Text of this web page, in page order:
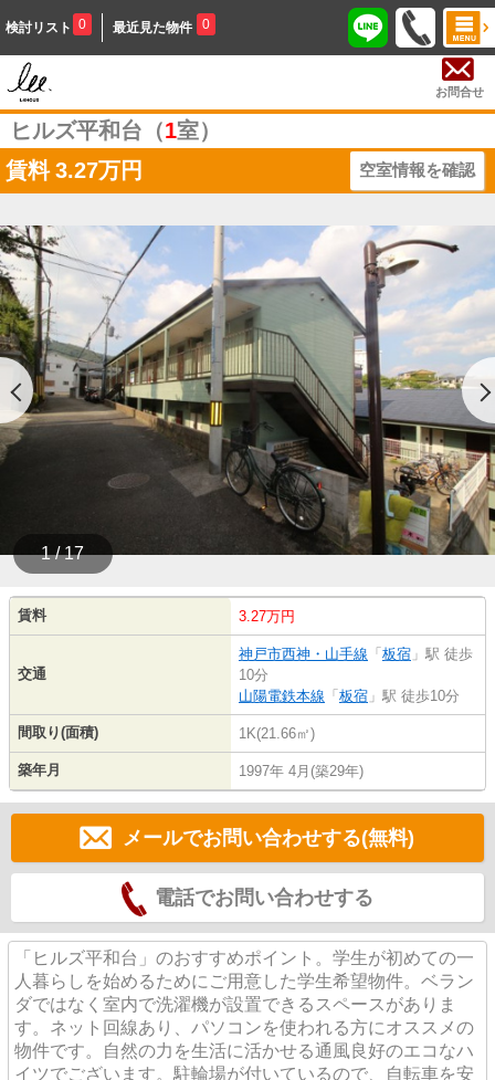
検討リスト 0 最近見た物件 0
お問合せ
ヒルズ平和台（1室）
賃料 3.27万円 空室情報を確認
1 / 17
賃料 3.27万円
交通
神戸市西神・山手線 「板宿 」駅 徒歩
10分
山陽電鉄本線 「板宿 」駅 徒歩10分
間取り(面積) 1K(21.66㎡)
築年月 1997年 4月(築29年)
メールでお問い合わせする(無料)
電話でお問い合わせする
「ヒルズ平和台」のおすすめポイント。学生が初めての一
人暮らしを始めるためにご用意した学生希望物件。ベラン
ダではなく室内で洗濯機が設置できるスペースがありま
す。ネット回線あり、パソコンを使われる方にオススメの
物件です。自然の力を生活に活かせる通風良好のエコなハ
イツでございます。駐輪場が付いているので、自転車を安